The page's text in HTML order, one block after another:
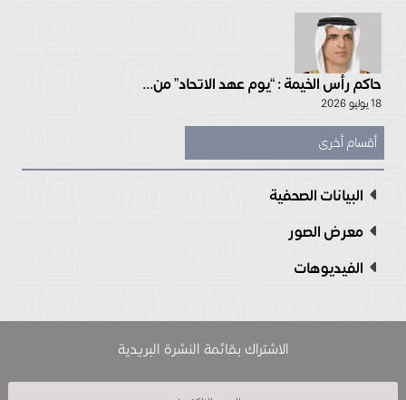
حاكم رأس الخيمة : “يوم عهد الاتحاد” من...
18 يوليو 2026
أقسام أخرى
البيانات الصحفية
معرض الصور
الفيديوهات
الاشتراك بقائمة النشرة البريدية